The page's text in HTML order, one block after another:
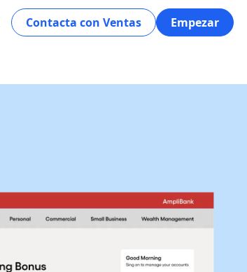
Contacta con Ventas Empezar